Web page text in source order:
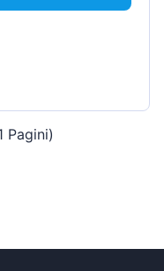
Pagini)